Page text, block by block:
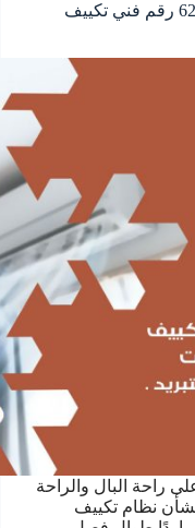
فني تكييف العمرية 62224041 رقم فني تكييف
راحة البال والراحة
بشأن نظام تكييف